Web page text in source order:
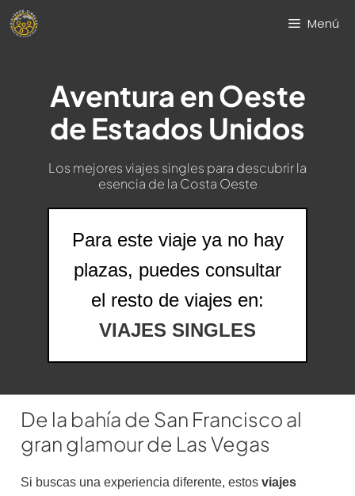
Saltar
Menú
Aventura en Oeste
de Estados Unidos
Los mejores viajes singles para descubrir la
esencia de la Costa Oeste
Para este viaje ya no hay
plazas, puedes consultar
el resto de viajes en:
VIAJES SINGLES
De la bahía de San Francisco al
gran glamour de Las Vegas
Si buscas una experiencia diferente, estos viajes